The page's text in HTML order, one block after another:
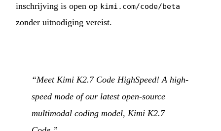
inschrijving is open op kimi.com/code/beta
zonder uitnodiging vereist.
“Meet Kimi K2.7 Code HighSpeed! A high-
speed mode of our latest open-source
multimodal coding model, Kimi K2.7